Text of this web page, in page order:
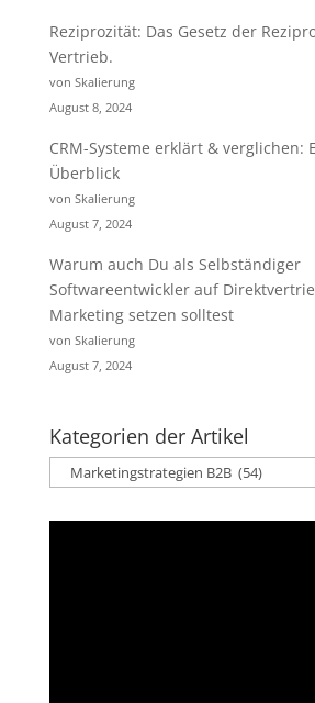
Reziprozität: Das Gesetz der
Vertrieb.
von Skalierung
August 8, 2024
CRM-Systeme erklärt & verglichen:
Überblick
von Skalierung
August 7, 2024
Warum auch Du als Selbständiger
Softwareentwickler auf
Marketing setzen solltest
von Skalierung
August 7, 2024
Kategorien der Artikel
Kategorien
der
Artikel